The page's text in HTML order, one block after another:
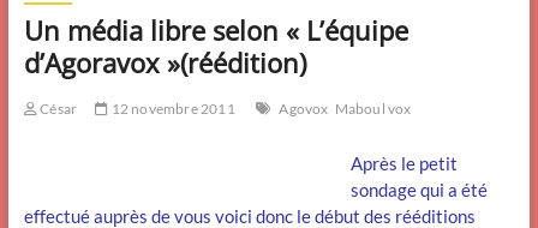
Un média libre selon « L’équipe
d’Agoravox »(réédition)
César 12 novembre 2011 Agovox Maboul vox
Après le petit
sondage qui a été
effectué auprès de vous voici donc le début des rééditions